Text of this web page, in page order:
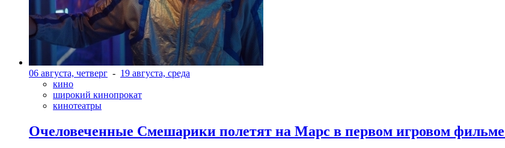
06 августа, четверг - 19 августа, среда
кино
широкий кинопрокат
кинотеатры
Очеловеченные Смешарики полетят на Марс в первом игровом